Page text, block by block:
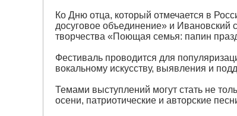
Ко Дню отца, который отмечается в
досуговое объединение» и Ивановский
творчества «Поющая семья: папин
Фестиваль проводится для
вокальному искусству, выявления и
Темами выступлений могут стать не
осени, патриотические и авторские